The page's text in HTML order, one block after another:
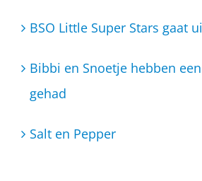
BSO Little Super Stars gaat
Bibbi en Snoetje hebben
gehad
Salt en Pepper